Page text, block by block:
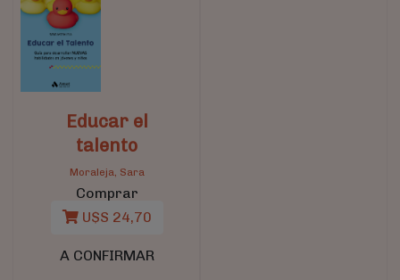
Educar el
talento
Moraleja, Sara
Comprar
U$S 24,70
A CONFIRMAR